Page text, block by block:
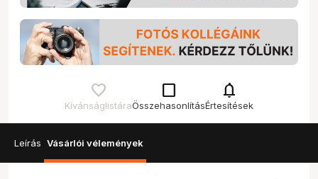
Kívánságlistára
check_box_outline_blank
Összehasonlítás
notifications
Értesítések
Leírás Vásárlói vélemények